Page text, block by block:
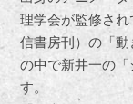
理学会が監修さ
信書房刊）の「
の中で新井一の
す。